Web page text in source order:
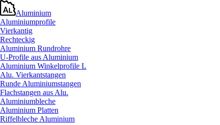
Aluminium
Aluminiumprofile
Vierkantig
Rechteckig
Aluminium Rundrohre
U-Profile aus Aluminium
Aluminium Winkelprofile L
Alu. Vierkantstangen
Runde Aluminiumstangen
Flachstangen aus Alu.
Aluminiumbleche
Aluminium Platten
Riffelbleche Aluminium